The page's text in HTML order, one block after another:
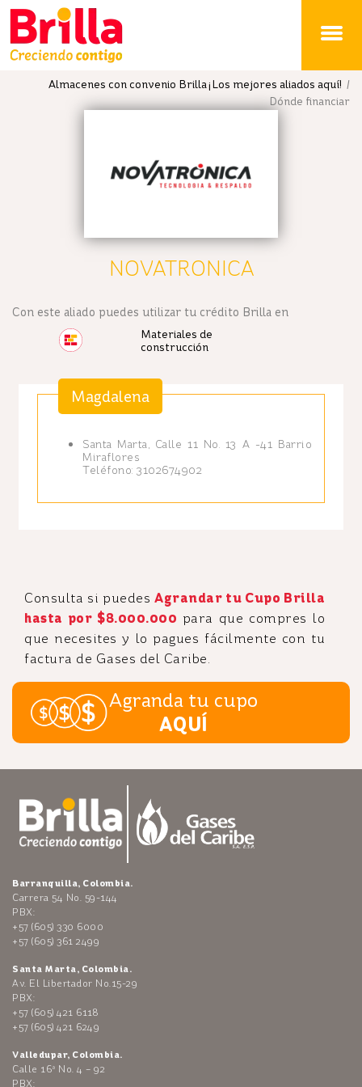
Almacenes con convenio Brilla ¡Los mejores aliados aquí! /
Dónde financiar
NOVATRONICA
Con este aliado puedes utilizar tu crédito Brilla en
Materiales de
construcción
Magdalena
Santa Marta, Calle 11 No. 13 A -41 Barrio
Miraflores
Teléfono: 3102674902
Consulta si puedes Agrandar tu Cupo Brilla
hasta por $8.000.000 para que compres lo
que necesites y lo pagues fácilmente con tu
factura de Gases del Caribe.
Agranda tu cupo
AQUÍ
Barranquilla, Colombia.
Carrera 54 No. 59-144
PBX:
+57 (605) 330 6000
+57 (605) 361 2499
Santa Marta, Colombia.
Av. El Libertador No.15-29
PBX:
+57 (605) 421 6118
+57 (605) 421 6249
Valledupar, Colombia.
Calle 16ª No. 4 – 92
PBX: